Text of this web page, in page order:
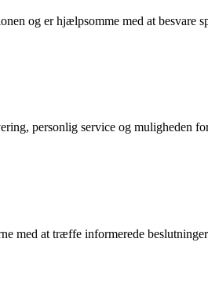
og er hjælpsomme med at besvare
personlig service og muligheden
med at træffe informerede